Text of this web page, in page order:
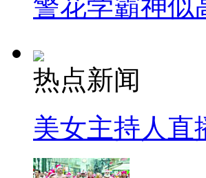
警花学霸神似
热点新闻
美女主持人直